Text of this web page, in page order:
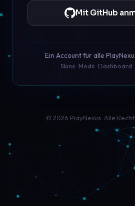
Mit GitHub
Ein Account für alle
Skins · Mods · Dashboard
© 2026 PlayNexus. Alle